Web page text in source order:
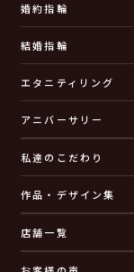
婚約指輪
結婚指輪
エタニティリング
アニバーサリー
私達のこだわり
作品・デザイン集
店舗一覧